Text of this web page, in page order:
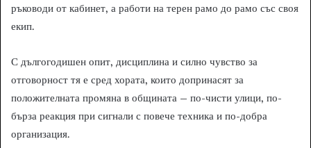
ръководи от кабинет, а работи на терен рамо до рамо със своя
екип.
С дългогодишен опит, дисциплина и силно чувство за
отговорност тя е сред хората, които допринасят за
положителната промяна в общината – по-чисти улици, по-
бърза реакция при сигнали с повече техника и по-добра
организация.